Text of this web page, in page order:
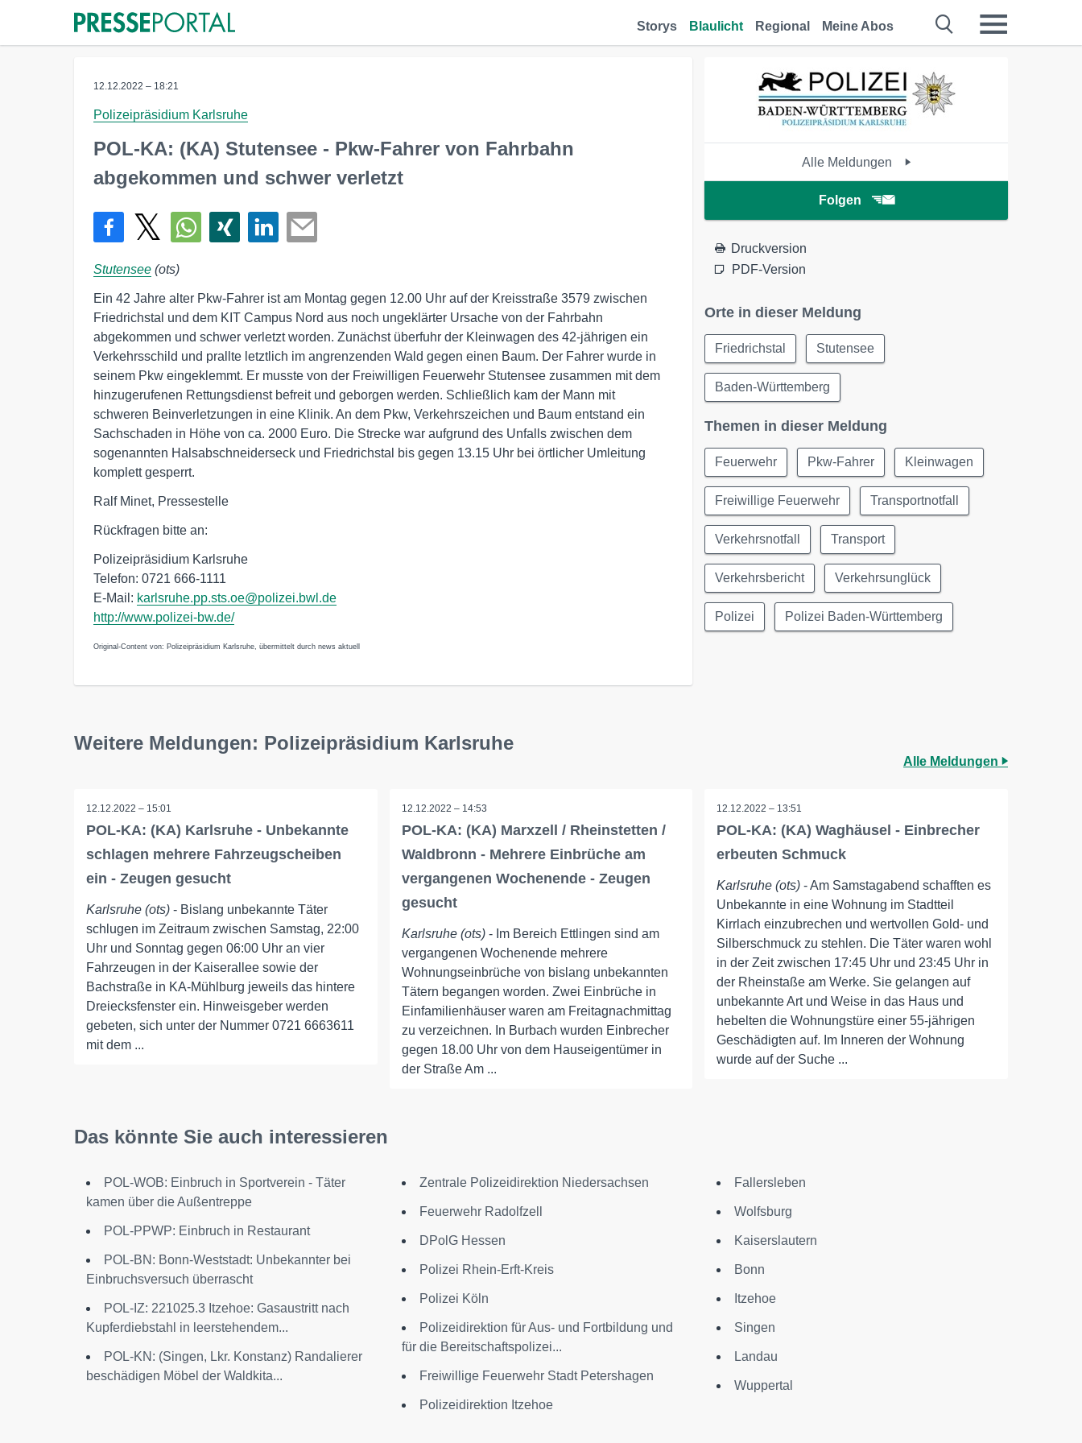
Storys Blaulicht Regional Meine Abos
12.12.2022 – 18:21
Polizeipräsidium Karlsruhe
POL-KA: (KA) Stutensee - Pkw-Fahrer von Fahrbahn
abgekommen und schwer verletzt
Stutensee (ots)
Ein 42 Jahre alter Pkw-Fahrer ist am Montag gegen 12.00 Uhr auf der Kreisstraße 3579 zwischen
Friedrichstal und dem KIT Campus Nord aus noch ungeklärter Ursache von der Fahrbahn
abgekommen und schwer verletzt worden. Zunächst überfuhr der Kleinwagen des 42-jährigen ein
Verkehrsschild und prallte letztlich im angrenzenden Wald gegen einen Baum. Der Fahrer wurde in
seinem Pkw eingeklemmt. Er musste von der Freiwilligen Feuerwehr Stutensee zusammen mit dem
hinzugerufenen Rettungsdienst befreit und geborgen werden. Schließlich kam der Mann mit
schweren Beinverletzungen in eine Klinik. An dem Pkw, Verkehrszeichen und Baum entstand ein
Sachschaden in Höhe von ca. 2000 Euro. Die Strecke war aufgrund des Unfalls zwischen dem
sogenannten Halsabschneiderseck und Friedrichstal bis gegen 13.15 Uhr bei örtlicher Umleitung
komplett gesperrt.
Ralf Minet, Pressestelle
Rückfragen bitte an:
Polizeipräsidium Karlsruhe
Telefon: 0721 666-1111
E-Mail: karlsruhe.pp.sts.oe@polizei.bwl.de
http://www.polizei-bw.de/
Original-Content von: Polizeipräsidium Karlsruhe, übermittelt durch news aktuell
Alle Meldungen
Folgen
Druckversion
PDF-Version
Orte in dieser Meldung
Friedrichstal Stutensee
Baden-Württemberg
Themen in dieser Meldung
Feuerwehr Pkw-Fahrer Kleinwagen
Freiwillige Feuerwehr Transportnotfall
Verkehrsnotfall Transport
Verkehrsbericht Verkehrsunglück
Polizei Polizei Baden-Württemberg
Weitere Meldungen: Polizeipräsidium Karlsruhe
Alle Meldungen
12.12.2022 – 15:01
POL-KA: (KA) Karlsruhe - Unbekannte
schlagen mehrere Fahrzeugscheiben
ein - Zeugen gesucht
Karlsruhe (ots) - Bislang unbekannte Täter
schlugen im Zeitraum zwischen Samstag, 22:00
Uhr und Sonntag gegen 06:00 Uhr an vier
Fahrzeugen in der Kaiserallee sowie der
Bachstraße in KA-Mühlburg jeweils das hintere
Dreiecksfenster ein. Hinweisgeber werden
gebeten, sich unter der Nummer 0721 6663611
mit dem ...
12.12.2022 – 14:53
POL-KA: (KA) Marxzell / Rheinstetten /
Waldbronn - Mehrere Einbrüche am
vergangenen Wochenende - Zeugen
gesucht
Karlsruhe (ots)- Im Bereich Ettlingen sind am
vergangenen Wochenende mehrere
Wohnungseinbrüche von bislang unbekannten
Tätern begangen worden. Zwei Einbrüche in
Einfamilienhäuser waren am Freitagnachmittag
zu verzeichnen. In Burbach wurden Einbrecher
gegen 18.00 Uhr von dem Hauseigentümer in
der Straße Am ...
12.12.2022 – 13:51
POL-KA: (KA) Waghäusel - Einbrecher
erbeuten Schmuck
Karlsruhe (ots) - Am Samstagabend schafften es
Unbekannte in eine Wohnung im Stadtteil
Kirrlach einzubrechen und wertvollen Gold- und
Silberschmuck zu stehlen. Die Täter waren wohl
in der Zeit zwischen 17:45 Uhr und 23:45 Uhr in
der Rheinstaße am Werke. Sie gelangen auf
unbekannte Art und Weise in das Haus und
hebelten die Wohnungstüre einer 55-jährigen
Geschädigten auf. Im Inneren der Wohnung
wurde auf der Suche ...
Das könnte Sie auch interessieren
POL-WOB: Einbruch in Sportverein - Täter
kamen über die Außentreppe
POL-PPWP: Einbruch in Restaurant
POL-BN: Bonn-Weststadt: Unbekannter bei
Einbruchsversuch überrascht
POL-IZ: 221025.3 Itzehoe: Gasaustritt nach
Kupferdiebstahl in leerstehendem...
POL-KN: (Singen, Lkr. Konstanz) Randalierer
beschädigen Möbel der Waldkita...
Zentrale Polizeidirektion Niedersachsen
Feuerwehr Radolfzell
DPolG Hessen
Polizei Rhein-Erft-Kreis
Polizei Köln
Polizeidirektion für Aus- und Fortbildung und
für die Bereitschaftspolizei...
Freiwillige Feuerwehr Stadt Petershagen
Polizeidirektion Itzehoe
Fallersleben
Wolfsburg
Kaiserslautern
Bonn
Itzehoe
Singen
Landau
Wuppertal